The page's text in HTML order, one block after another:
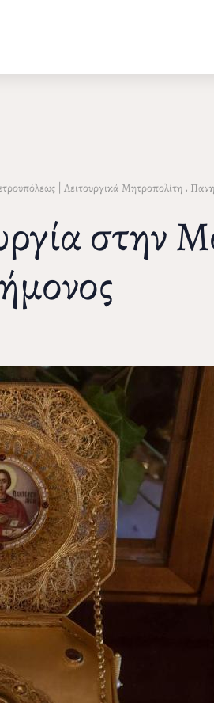
| Λειτουργικά Μητροπολίτη ,
στην